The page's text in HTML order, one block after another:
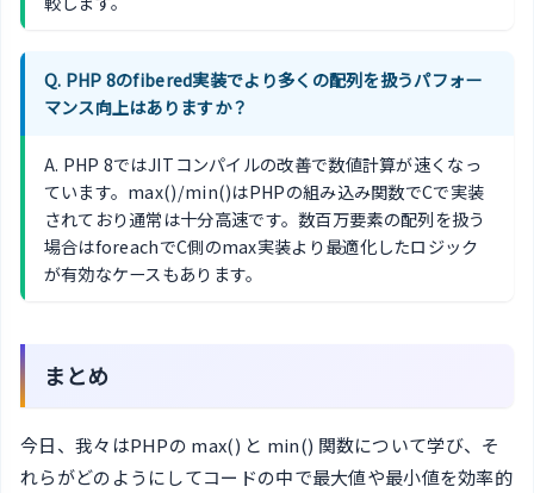
Q. PHP 8のfibered実装でより多くの配列を扱うパフォー
マンス向上はありますか？
A. PHP 8ではJITコンパイルの改善で数値計算が速くなっ
ています。max()/min()はPHPの組み込み関数でCで実装
されており通常は十分高速です。数百万要素の配列を扱う
場合はforeachでC側のmax実装より最適化したロジック
が有効なケースもあります。
まとめ
今日、我々はPHPの max() と min() 関数について学び、そ
れらがどのようにしてコードの中で最大値や最小値を効率的